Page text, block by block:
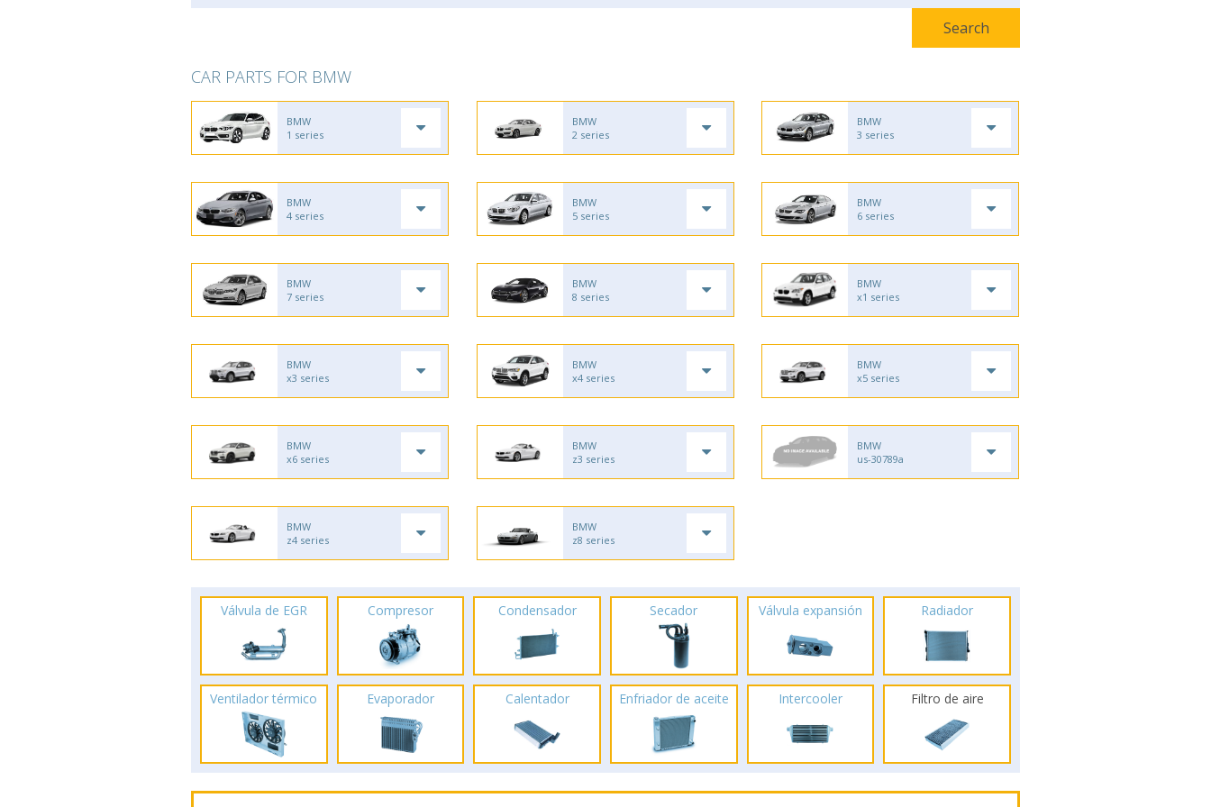
CAR PARTS FOR BMW
BMW
1 series
BMW
2 series
BMW
3 series
BMW
4 series
BMW
5 series
BMW
6 series
BMW
7 series
BMW
8 series
BMW
x1 series
BMW
x3 series
BMW
x4 series
BMW
x5 series
BMW
x6 series
BMW
z3 series
BMW
us-30789a
BMW
z4 series
BMW
z8 series
Válvula de EGR Compresor Condensador Secador Válvula expansión Radiador
Ventilador térmico Evaporador Calentador Enfriador de aceite Intercooler Filtro de aire